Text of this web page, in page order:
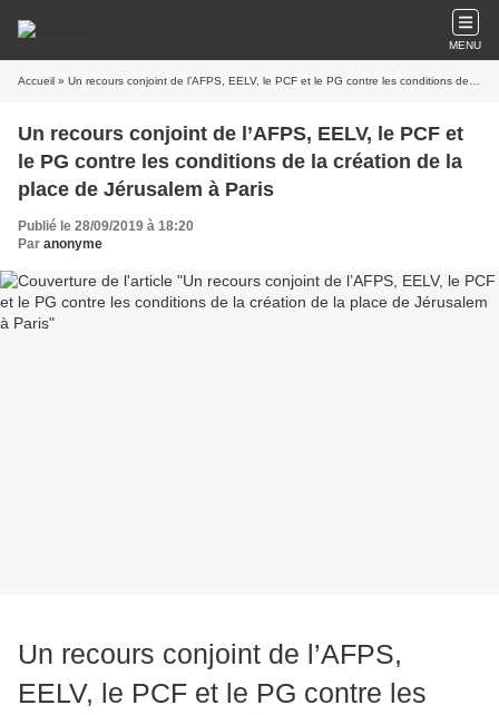
MENU
Accueil » Un recours conjoint de l’AFPS, EELV, le PCF et le PG contre les conditions de la création de la place de Jérusalem à Paris
Un recours conjoint de l’AFPS, EELV, le PCF et
le PG contre les conditions de la création de la
place de Jérusalem à Paris
Publié le 28/09/2019 à 18:20
Par anonyme
Un recours conjoint de l’AFPS,
EELV, le PCF et le PG contre les